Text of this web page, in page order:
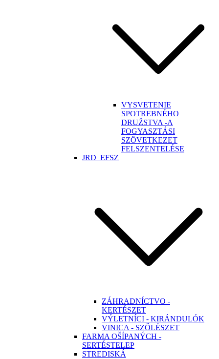
VYSVETENIE
SPOTREBNÉHO
DRUŽSTVA -A
FOGYASZTÁSI
SZÖVETKEZET
FELSZENTELÉSE
JRD_EFSZ
ZÁHRADNÍCTVO -
KERTÉSZET
VÝLETNÍCI - KIRÁNDULÓK
VINICA - SZŐLÉSZET
FARMA OŠÍPANÝCH -
SERTÉSTELEP
STREDISKÁ